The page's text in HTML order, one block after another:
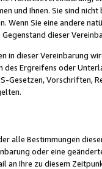
und Ihnen. Sie sind
Wenn Sie eine andere
dieser
in dieser Vereinbarung
des Ergreifens oder
Gesetzen, Vorschriften,
alle Bestimmungen
oder eine
an Ihre zu diesem